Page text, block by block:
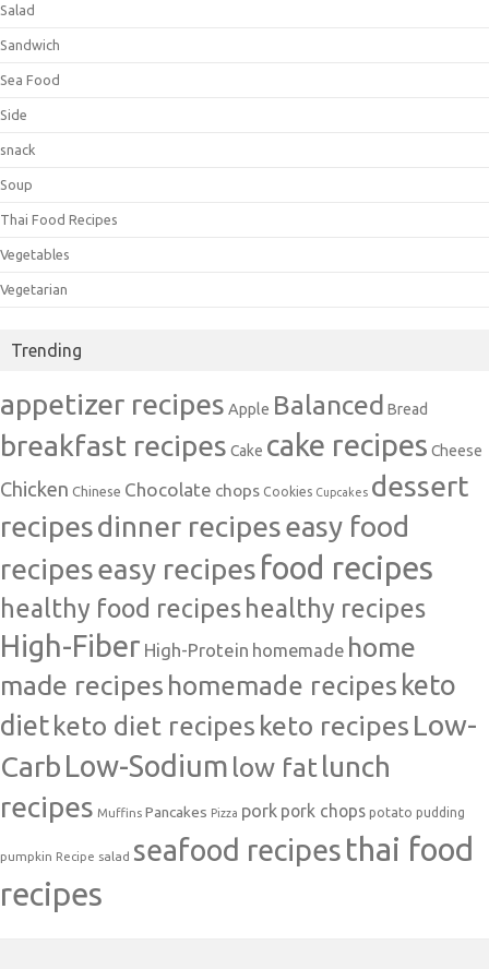
Salad
Sandwich
Sea Food
Side
snack
Soup
Thai Food Recipes
Vegetables
Vegetarian
Trending
appetizer recipes Apple Balanced Bread
breakfast recipes Cake cake recipes Cheese
Chicken Chinese Chocolate chops Cookies Cupcakes dessert
recipesdinner recipeseasy food
recipeseasy recipes food recipes
healthy food recipeshealthy recipes
High-Fiber High-Protein homemade home
made recipes homemade recipes keto
dietketo diet recipes keto recipes Low-
Carb Low-Sodium low fatlunch
recipes Muffins Pancakes Pizza pork pork chops potato pudding
pumpkin Recipe salad seafood recipes thai food
recipes